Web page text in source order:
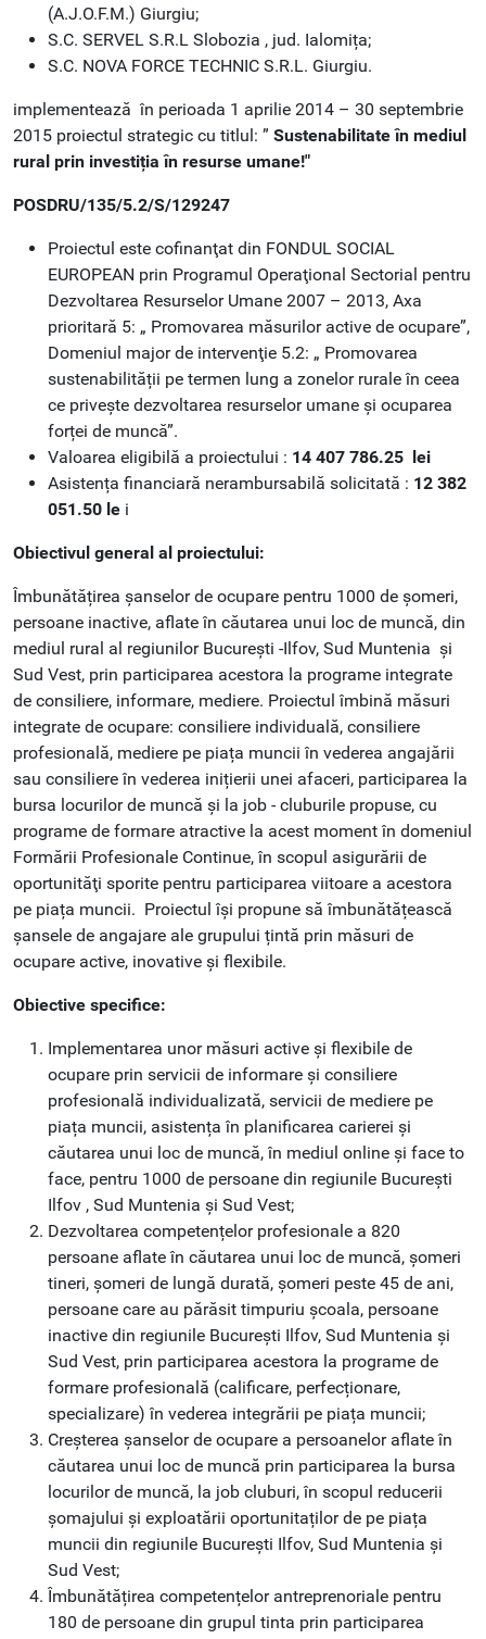
(A.J.O.F.M.) Giurgiu;
S.C. SERVEL S.R.L Slobozia , jud. Ialomița;
S.C. NOVA FORCE TECHNIC S.R.L. Giurgiu.
implementează în perioada 1 aprilie 2014 – 30 septembrie
2015 proiectul strategic cu titlul: ” Sustenabilitate în mediul
rural prin investiția în resurse umane!"
POSDRU/135/5.2/S/129247
Proiectul este cofinanţat din FONDUL SOCIAL
EUROPEAN prin Programul Operaţional Sectorial pentru
Dezvoltarea Resurselor Umane 2007 – 2013, Axa
prioritară 5: „ Promovarea măsurilor active de ocupare”,
Domeniul major de intervenţie 5.2: „ Promovarea
sustenabilității pe termen lung a zonelor rurale în ceea
ce privește dezvoltarea resurselor umane și ocuparea
forței de muncă”.
Valoarea eligibilă a proiectului : 14 407 786.25 lei
Asistența financiară nerambursabilă solicitată : 12 382
051.50 le i
Obiectivul general al proiectului:
Îmbunătățirea șanselor de ocupare pentru 1000 de șomeri,
persoane inactive, aflate în căutarea unui loc de muncă, din
mediul rural al regiunilor București -Ilfov, Sud Muntenia și
Sud Vest, prin participarea acestora la programe integrate
de consiliere, informare, mediere. Proiectul îmbină măsuri
integrate de ocupare: consiliere individuală, consiliere
profesională, mediere pe piața muncii în vederea angajării
sau consiliere în vederea inițierii unei afaceri, participarea la
bursa locurilor de muncă și la job - cluburile propuse, cu
programe de formare atractive la acest moment în domeniul
Formării Profesionale Continue, în scopul asigurării de
oportunităţi sporite pentru participarea viitoare a acestora
pe piața muncii. Proiectul își propune să îmbunătățească
șansele de angajare ale grupului țintă prin măsuri de
ocupare active, inovative și flexibile.
Obiective specifice:
Implementarea unor măsuri active și flexibile de
ocupare prin servicii de informare și consiliere
profesională individualizată, servicii de mediere pe
piața muncii, asistența în planificarea carierei și
căutarea unui loc de muncă, în mediul online și face to
face, pentru 1000 de persoane din regiunile București
Ilfov , Sud Muntenia și Sud Vest;
Dezvoltarea competențelor profesionale a 820
persoane aflate în căutarea unui loc de muncă, șomeri
tineri, șomeri de lungă durată, șomeri peste 45 de ani,
persoane care au părăsit timpuriu școala, persoane
inactive din regiunile București Ilfov, Sud Muntenia și
Sud Vest, prin participarea acestora la programe de
formare profesională (calificare, perfecționare,
specializare) în vederea integrării pe piața muncii;
Creșterea șanselor de ocupare a persoanelor aflate în
căutarea unui loc de muncă prin participarea la bursa
locurilor de muncă, la job cluburi, în scopul reducerii
șomajului și exploatării oportunitaților de pe piața
muncii din regiunile București Ilfov, Sud Muntenia și
Sud Vest;
Îmbunătățirea competențelor antreprenoriale pentru
180 de persoane din grupul tinta prin participarea